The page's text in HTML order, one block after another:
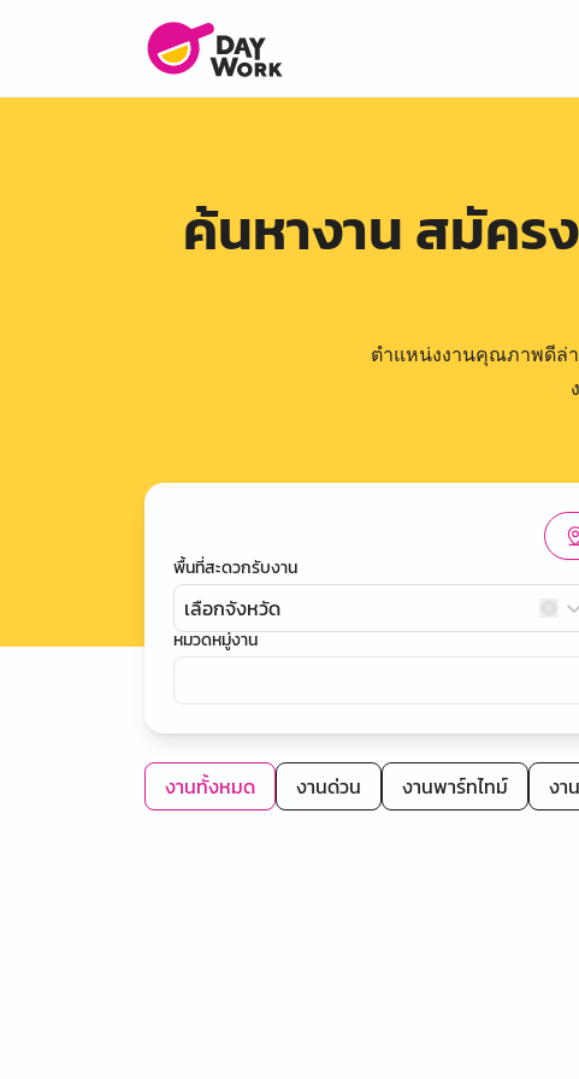
ค้นหางาน สมัคร
ตำแหน่งงานคุณภาพดีล่
พื้นที่สะดวกรับงาน
เลือกจังหวัด
หมวดหมู่งาน
งานทั้งหมด งานด่วน งานพาร์ทไทม์ งา